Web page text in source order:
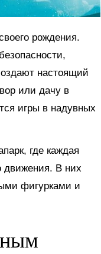
рождения.
настоящий
или дачу в
игры в надувных
где каждая
движения. В них
фигурками и